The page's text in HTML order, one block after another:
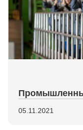
05.11.2021